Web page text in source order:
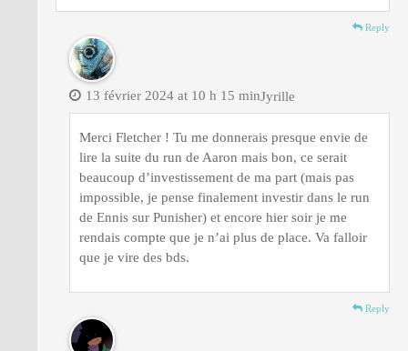
Reply
Jyrille
13 février 2024 at 10 h 15 min
Merci Fletcher ! Tu me donnerais presque envie de
lire la suite du run de Aaron mais bon, ce serait
beaucoup d’investissement de ma part (mais pas
impossible, je pense finalement investir dans le run
de Ennis sur Punisher) et encore hier soir je me
rendais compte que je n’ai plus de place. Va falloir
que je vire des bds.
Reply